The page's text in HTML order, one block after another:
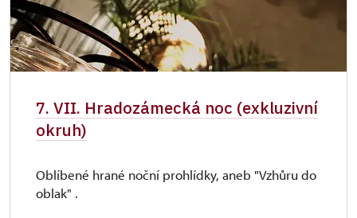
7. VII. Hradozámecká noc (exkluzivní
okruh)
Oblíbené hrané noční prohlídky, aneb "Vzhůru do
oblak" .